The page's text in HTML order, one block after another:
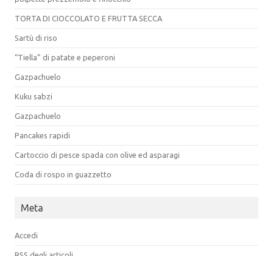
TORTA DI CIOCCOLATO E FRUTTA SECCA
Sartù di riso
“Tiella” di patate e peperoni
Gazpachuelo
Kuku sabzi
Gazpachuelo
Pancakes rapidi
Cartoccio di pesce spada con olive ed asparagi
Coda di rospo in guazzetto
Meta
Accedi